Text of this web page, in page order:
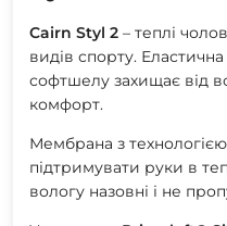
Cairn Styl 2 – теплі
видів спорту.
софтшелу захищає від
комфорт.
Мембрана з технологією
підтримувати руки в
вологу назовні і не